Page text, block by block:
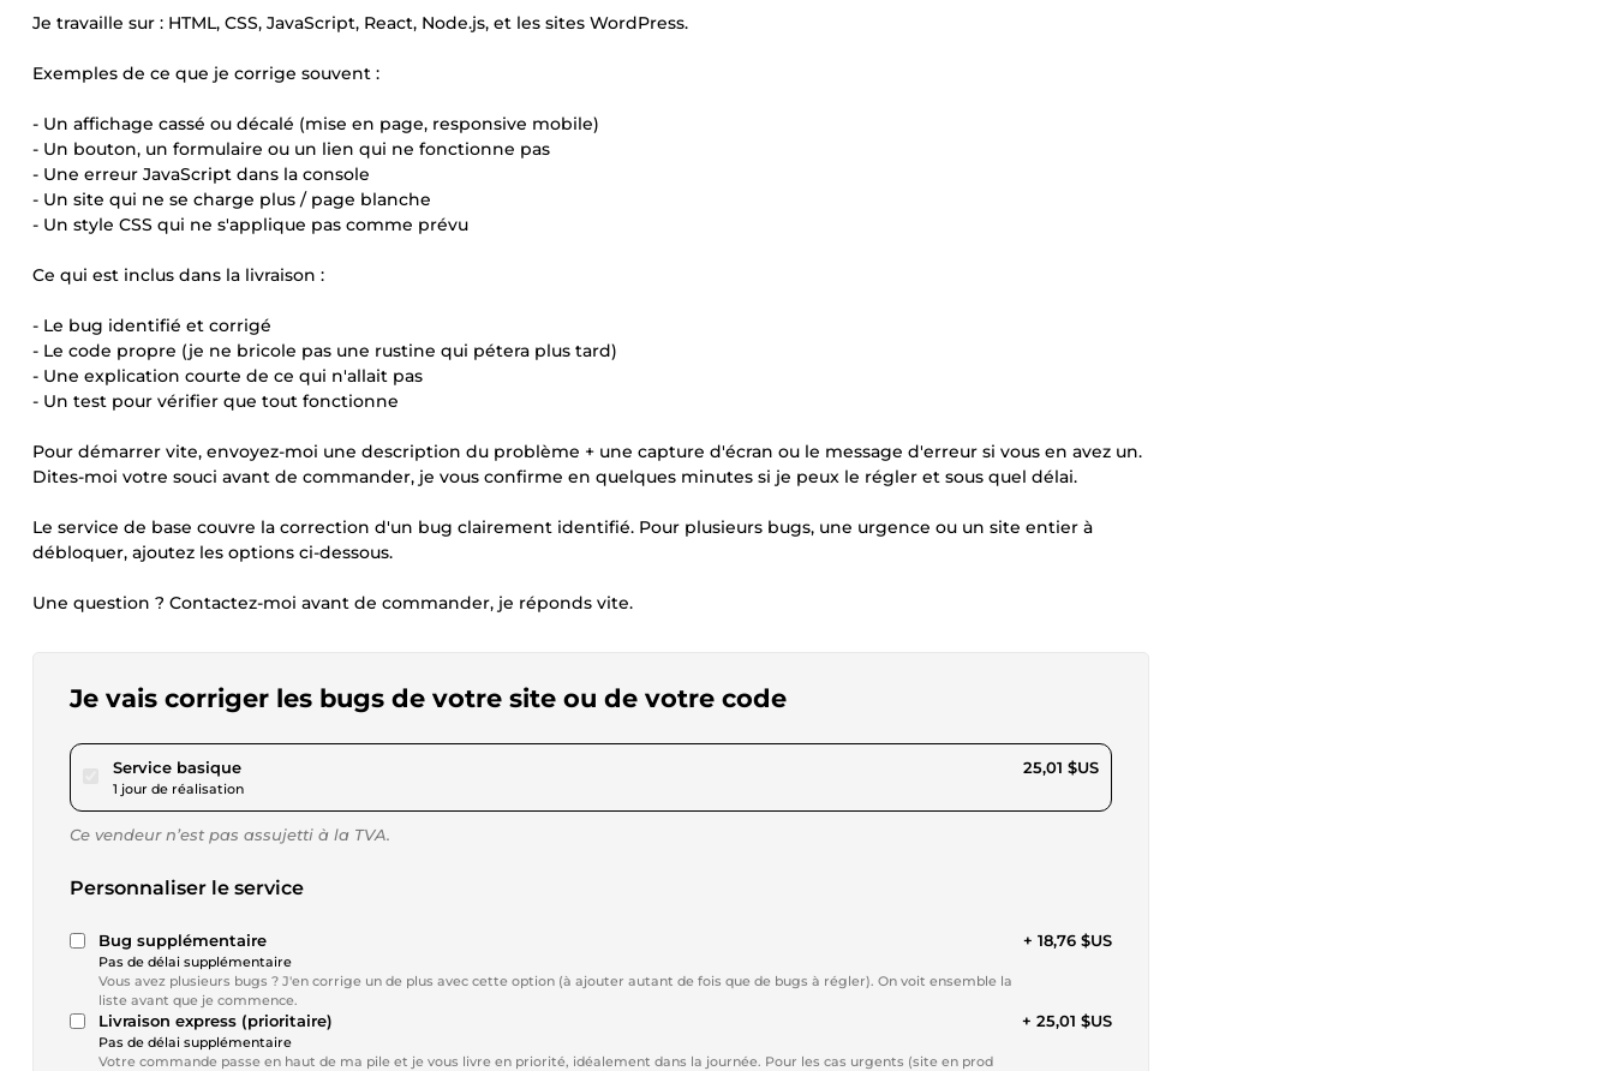
Je travaille sur : HTML, CSS, JavaScript, React, Node.js, et les sites WordPress.
Exemples de ce que je corrige souvent :
- Un affichage cassé ou décalé (mise en page, responsive mobile)
- Un bouton, un formulaire ou un lien qui ne fonctionne pas
- Une erreur JavaScript dans la console
- Un site qui ne se charge plus / page blanche
- Un style CSS qui ne s'applique pas comme prévu
Ce qui est inclus dans la livraison :
- Le bug identifié et corrigé
- Le code propre (je ne bricole pas une rustine qui pétera plus tard)
- Une explication courte de ce qui n'allait pas
- Un test pour vérifier que tout fonctionne
Pour démarrer vite, envoyez-moi une description du problème + une capture d'écran ou le message d'erreur si vous en avez un.
Dites-moi votre souci avant de commander, je vous confirme en quelques minutes si je peux le régler et sous quel délai.
Le service de base couvre la correction d'un bug clairement identifié. Pour plusieurs bugs, une urgence ou un site entier à
débloquer, ajoutez les options ci-dessous.
Une question ? Contactez-moi avant de commander, je réponds vite.
Je vais corriger les bugs de votre site ou de votre code
Service basiquepour 23,05 $US
1 jour de réalisation
25,01 $US
Ce vendeur n’est pas assujetti à la TVA.
Personnaliser le service
Bug supplémentaire
Pas de délai supplémentaire
Vous avez plusieurs bugs ? J'en corrige un de plus avec cette option (à ajouter autant de fois que de bugs à régler). On voit ensemble la
liste avant que je commence.
+ 18,76 $US
Livraison express (prioritaire)
Pas de délai supplémentaire
Votre commande passe en haut de ma pile et je vous livre en priorité, idéalement dans la journée. Pour les cas urgents (site en prod
+ 25,01 $US